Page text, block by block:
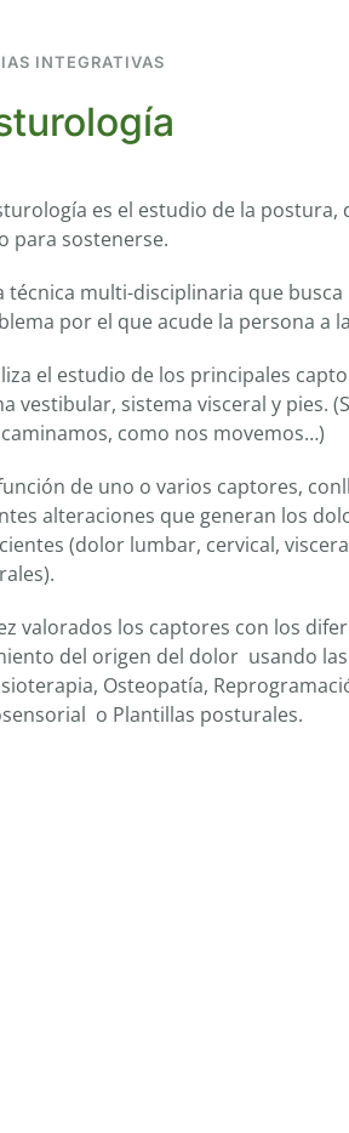
INTEGRATIVAS
es el estudio de la postura,
para sostenerse.
técnica multi-disciplinaria que
por el que acude la persona a
el estudio de los principales
vestibular, sistema visceral y pies.
como nos movemos…)
de uno o varios captores,
alteraciones que generan los
(dolor lumbar, cervical,
valorados los captores con los
del origen del dolor usando
Osteopatía,
o Plantillas posturales.